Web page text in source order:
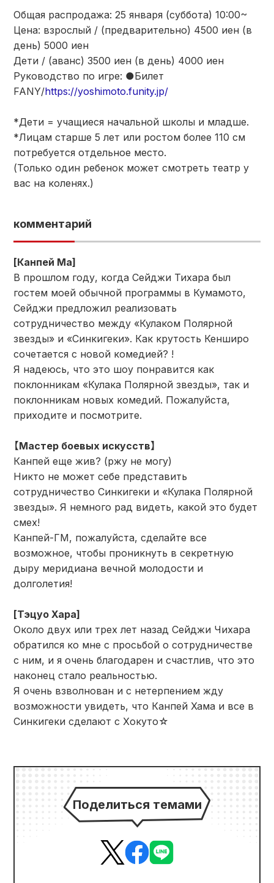
Общая распродажа: 25 января (суббота) 10:00~
Цена: взрослый / (предварительно) 4500 иен (в
день) 5000 иен
Дети / (аванс) 3500 иен (в день) 4000 иен
Руководство по игре: ●Билет
FANY/https://yoshimoto.funity.jp/
*Дети = учащиеся начальной школы и младше.
*Лицам старше 5 лет или ростом более 110 см
потребуется отдельное место.
(Только один ребенок может смотреть театр у
вас на коленях.)
комментарий
[Канпей Ма]
В прошлом году, когда Сейджи Тихара был
гостем моей обычной программы в Кумамото,
Сейджи предложил реализовать
сотрудничество между «Кулаком Полярной
звезды» и «Синкигеки». Как крутость Кенширо
сочетается с новой комедией? !
Я надеюсь, что это шоу понравится как
поклонникам «Кулака Полярной звезды», так и
поклонникам новых комедий. Пожалуйста,
приходите и посмотрите.
【Мастер боевых искусств】
Канпей еще жив? (ржу не могу)
Никто не может себе представить
сотрудничество Синкигеки и «Кулака Полярной
звезды». Я немного рад видеть, какой это будет
смех!
Канпей-ГМ, пожалуйста, сделайте все
возможное, чтобы проникнуть в секретную
дыру меридиана вечной молодости и
долголетия!
[Тэцуо Хара]
Около двух или трех лет назад Сейджи Чихара
обратился ко мне с просьбой о сотрудничестве
с ним, и я очень благодарен и счастлив, что это
наконец стало реальностью.
Я очень взволнован и с нетерпением жду
возможности увидеть, что Канпей Хама и все в
Синкигеки сделают с Хокуто☆
Поделиться темами